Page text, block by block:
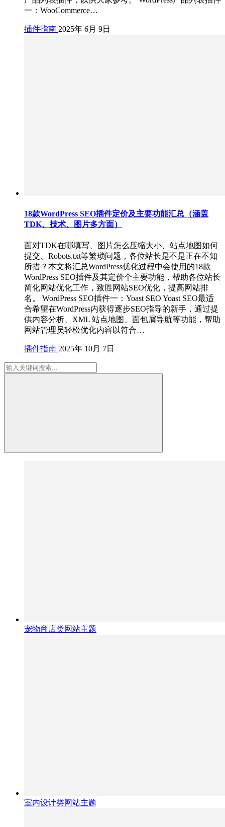
一：WooCommerce…
插件指南 2025年 6月 9日
18款WordPress SEO插件定价及主要功能汇总（涵盖
TDK、技术、图片多方面）
面对TDK在哪填写、图片怎么压缩大小、站点地图如何
提交、Robots.txt等繁琐问题，各位站长是不是正在不知
所措？本文将汇总WordPress优化过程中会使用的18款
WordPress SEO插件及其定价个主要功能，帮助各位站长
简化网站优化工作，致胜网站SEO优化，提高网站排
名。 WordPress SEO插件一：Yoast SEO Yoast SEO最适
合希望在WordPress内获得逐步SEO指导的新手，通过提
供内容分析、XML 站点地图、面包屑导航等功能，帮助
网站管理员轻松优化内容以符合…
插件指南 2025年 10月 7日
宠物商店类网站主题
室内设计类网站主题